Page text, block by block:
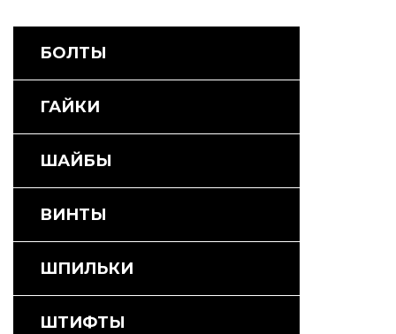
БОЛТЫ
ГАЙКИ
ШАЙБЫ
ВИНТЫ
ШПИЛЬКИ
ШТИФТЫ